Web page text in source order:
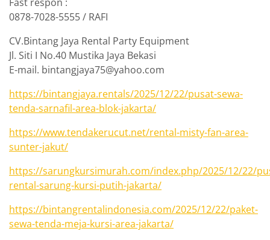
0878-7028-5555 / RAFI
CV.Bintang Jaya Rental Party Equipment
Jl. Siti I No.40 Mustika Jaya Bekasi
E-mail. bintangjaya75@yahoo.com
https://bintangjaya.rentals/2025/12/22/pusat-sewa-
tenda-sarnafil-area-blok-jakarta/
https://www.tendakerucut.net/rental-misty-fan-area-
sunter-jakut/
https://sarungkursimurah.com/index.php/2025/12/22/
rental-sarung-kursi-putih-jakarta/
https://bintangrentalindonesia.com/2025/12/22/paket-
sewa-tenda-meja-kursi-area-jakarta/